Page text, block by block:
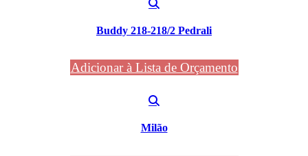
Buddy 218-218/2 Pedrali
Adicionar à Lista de Orçamento
Milão